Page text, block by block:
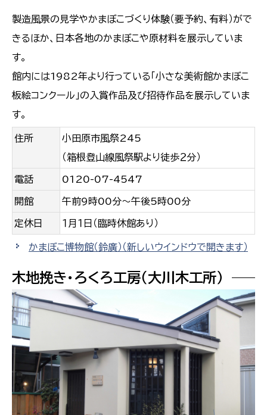
製造風景の見学やかまぼこづくり体験（要予約、有料）がで
きるほか、日本各地のかまぼこや原材料を展示していま
す。
館内には1982年より行っている「小さな美術館かまぼこ
板絵コンクール」の入賞作品及び招待作品を展示していま
す。
住所
小田原市風祭245
（箱根登山線風祭駅より徒歩２分）
電話 0120-07-4547
開館 午前9時00分〜午後5時00分
定休日 １月１日（臨時休館あり）
かまぼこ博物館（鈴廣） （新しいウインドウで開きます）
木地挽き・ろくろ工房（大川木工所）